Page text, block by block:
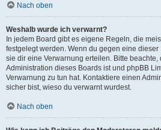
Nach oben
Weshalb wurde ich verwarnt?
In jedem Board gibt es eigene Regeln, die
festgelegt werden. Wenn du gegen eine
sie dir eine Verwarnung erteilen. Bitte
Administration dieses Boards ist und phpBB
Verwarnung zu tun hat. Kontaktiere einen
sicher bist, wieso du verwarnt wurdest.
Nach oben